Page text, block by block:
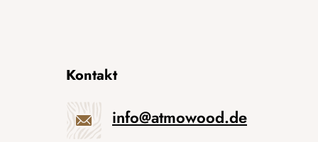
Kontakt
info@atmowood.de